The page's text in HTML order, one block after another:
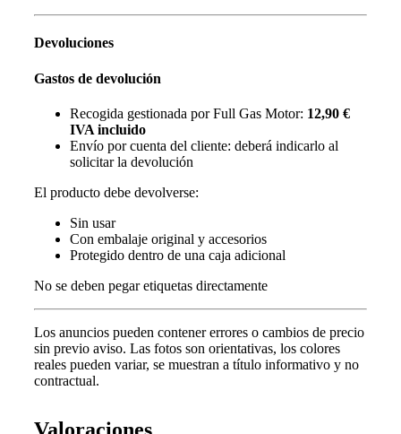
Devoluciones
Gastos de devolución
Recogida gestionada por Full Gas Motor: 12,90 €
IVA incluido
Envío por cuenta del cliente: deberá indicarlo al
solicitar la devolución
El producto debe devolverse:
Sin usar
Con embalaje original y accesorios
Protegido dentro de una caja adicional
No se deben pegar etiquetas directamente
Los anuncios pueden contener errores o cambios de precio
sin previo aviso. Las fotos son orientativas, los colores
reales pueden variar, se muestran a título informativo y no
contractual.
Valoraciones